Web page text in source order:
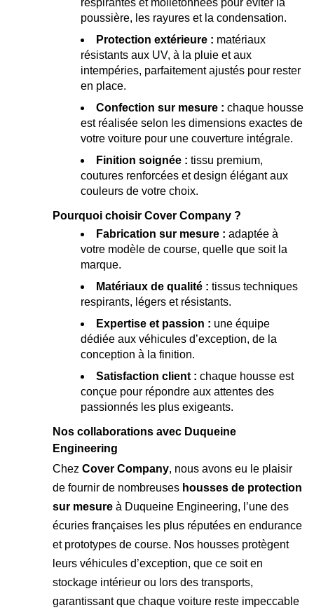
poussière, les rayures et la condensation.
Protection extérieure : matériaux
résistants aux UV, à la pluie et aux
intempéries, parfaitement ajustés pour rester
en place.
Confection sur mesure : chaque housse
est réalisée selon les dimensions exactes de
votre voiture pour une couverture intégrale.
Finition soignée : tissu premium,
coutures renforcées et design élégant aux
couleurs de votre choix.
Pourquoi choisir Cover Company ?
Fabrication sur mesure : adaptée à
votre modèle de course, quelle que soit la
marque.
Matériaux de qualité : tissus techniques
respirants, légers et résistants.
Expertise et passion : une équipe
dédiée aux véhicules d’exception, de la
conception à la finition.
Satisfaction client : chaque housse est
conçue pour répondre aux attentes des
passionnés les plus exigeants.
Nos collaborations avec Duqueine
Engineering
Chez Cover Company, nous avons eu le plaisir
de fournir de nombreuses housses de protection
sur mesure à Duqueine Engineering, l’une des
écuries françaises les plus réputées en endurance
et prototypes de course. Nos housses protègent
leurs véhicules d’exception, que ce soit en
stockage intérieur ou lors des transports,
garantissant que chaque voiture reste impeccable